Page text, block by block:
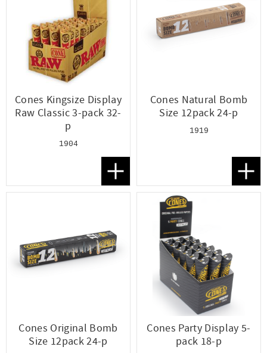
Cones Kingsize Display
Raw Classic 3-pack 32-
p
1904
Lägg till i favoriter
Cones Natural Bomb
Size 12pack 24-p
1919
Cones Original Bomb
Size 12pack 24-p
Cones Party Display 5-
pack 18-p